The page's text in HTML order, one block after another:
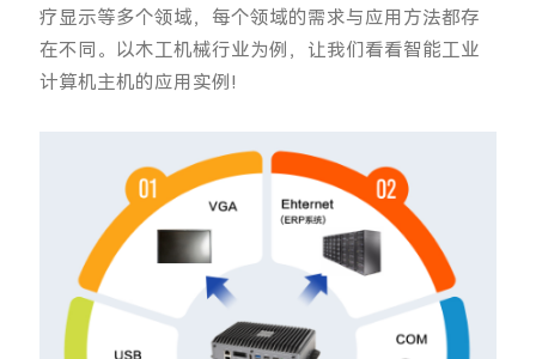
疗显示等多个领域，每个领域的需求与应用方法都存
在不同。以木工机械行业为例，让我们看看智能工业
计算机主机的应用实例!